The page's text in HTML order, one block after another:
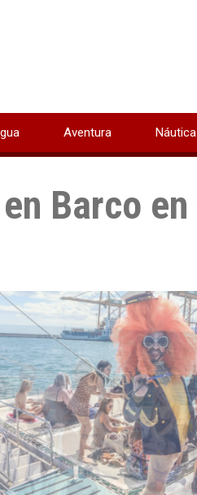
Aventura Náutica
Barco